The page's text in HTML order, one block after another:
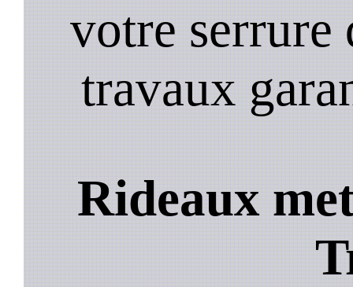
votre serrure
travaux
Rideaux